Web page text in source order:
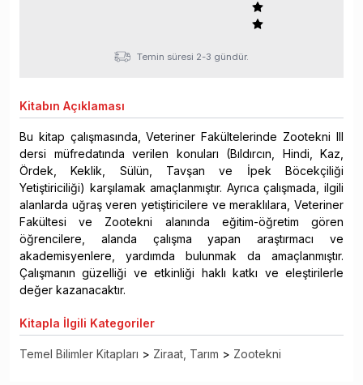
Temin süresi 2-3 gündür.
Kitabın Açıklaması
Bu kitap çalışmasında, Veteriner Fakültelerinde Zootekni III
dersi müfredatında verilen konuları (Bıldırcın, Hindi, Kaz,
Ördek, Keklik, Sülün, Tavşan ve İpek Böcekçiliği
Yetiştiriciliği) karşılamak amaçlanmıştır. Ayrıca çalışmada, ilgili
alanlarda uğraş veren yetiştiricilere ve meraklılara, Veteriner
Fakültesi ve Zootekni alanında eğitim-öğretim gören
öğrencilere, alanda çalışma yapan araştırmacı ve
akademisyenlere, yardımda bulunmak da amaçlanmıştır.
Çalışmanın güzelliği ve etkinliği haklı katkı ve eleştirilerle
değer kazanacaktır.
Kitapla İlgili Kategoriler
Temel Bilimler Kitapları > Ziraat, Tarım > Zootekni